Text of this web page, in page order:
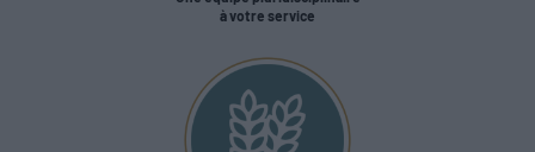
à votre service